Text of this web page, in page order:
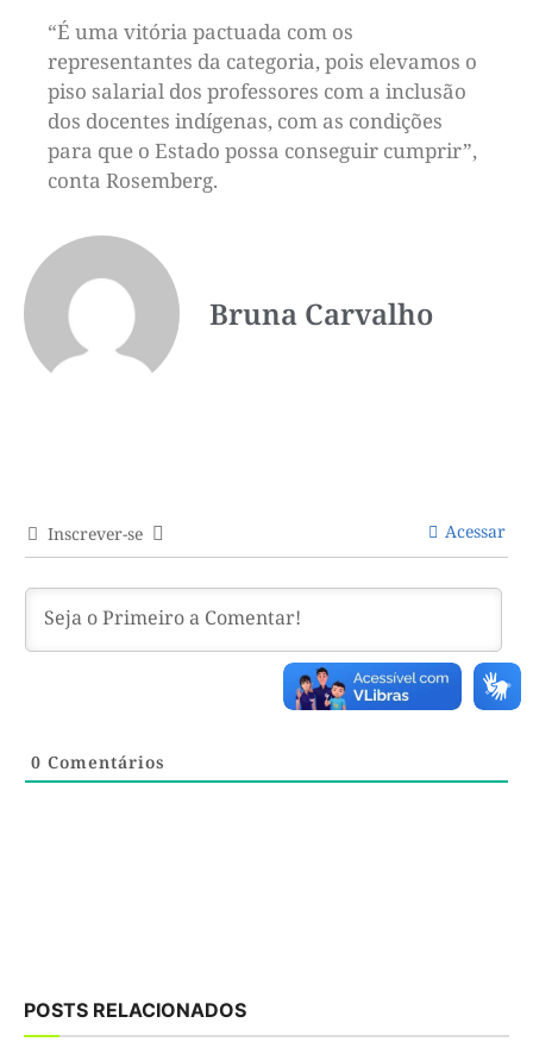
“É uma vitória pactuada com os
representantes da categoria, pois elevamos o
piso salarial dos professores com a inclusão
dos docentes indígenas, com as condições
para que o Estado possa conseguir cumprir”,
conta Rosemberg.
Bruna Carvalho
Inscrever-se Acessar
0 Comentários
POSTS RELACIONADOS